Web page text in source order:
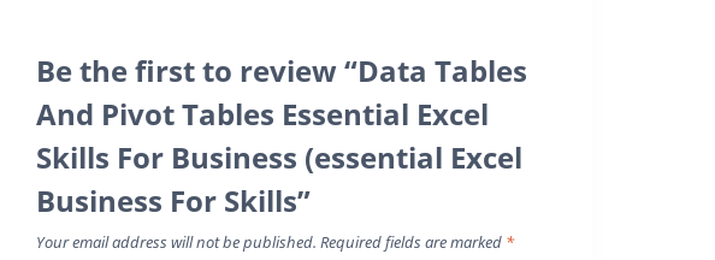
Be the first to review “Data Tables
And Pivot Tables Essential Excel
Skills For Business (essential Excel
Business For Skills”
Your email address will not be published. Required fields are marked *